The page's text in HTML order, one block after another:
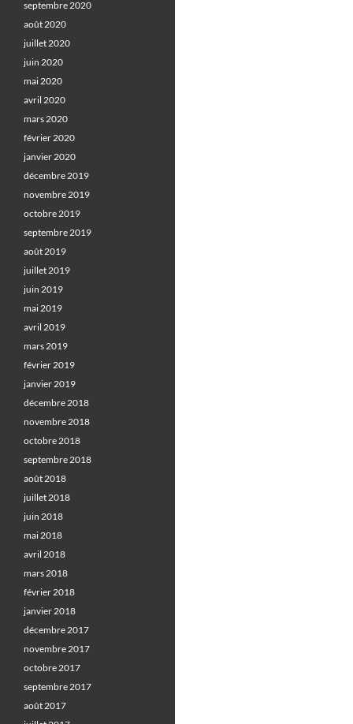
septembre 2020
août 2020
juillet 2020
juin 2020
mai 2020
avril 2020
mars 2020
février 2020
janvier 2020
décembre 2019
novembre 2019
octobre 2019
septembre 2019
août 2019
juillet 2019
juin 2019
mai 2019
avril 2019
mars 2019
février 2019
janvier 2019
décembre 2018
novembre 2018
octobre 2018
septembre 2018
août 2018
juillet 2018
juin 2018
mai 2018
avril 2018
mars 2018
février 2018
janvier 2018
décembre 2017
novembre 2017
octobre 2017
septembre 2017
août 2017